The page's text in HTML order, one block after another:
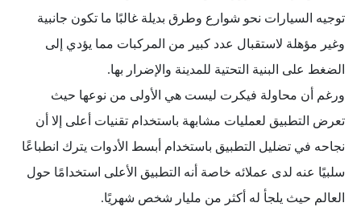
توجيه السيارات نحو شوارع وطرق بديلة غالبًا ما تكون جانبية
وغير مؤهلة لاستقبال عدد كبير من المركبات مما يؤدي إلى
الضغط على البنية التحتية للمدينة والإضرار بها.
ورغم أن محاولة فيكرت ليست هي الأولى من نوعها حيث
تعرض التطبيق لعمليات مشابهة باستخدام تقنيات أعلى إلا أن
نجاحه في تضليل التطبيق باستخدام أبسط الأدوات يترك انطباعًا
سلبيًا عنه لدى عملائه خاصة أنه التطبيق الأعلى استخدامًا حول
العالم حيث يلجأ له أكثر من مليار شخص شهريًا.